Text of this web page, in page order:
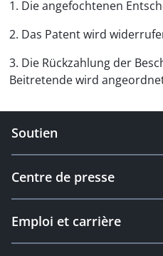
1. Die angefochtenen
2. Das Patent wird
3. Die Rückzahlung der
Beitretende wird
Soutien
Centre de presse
Emploi et carrière